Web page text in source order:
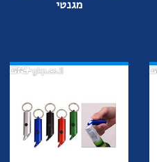
מגנטי